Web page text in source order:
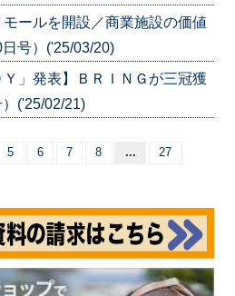
ールを開設／商業施設の価値
号）('25/03/20)
Ｙ」発表】ＢＲＩＮＧが三冠獲
('25/02/21)
5 6 7 8 ...
27